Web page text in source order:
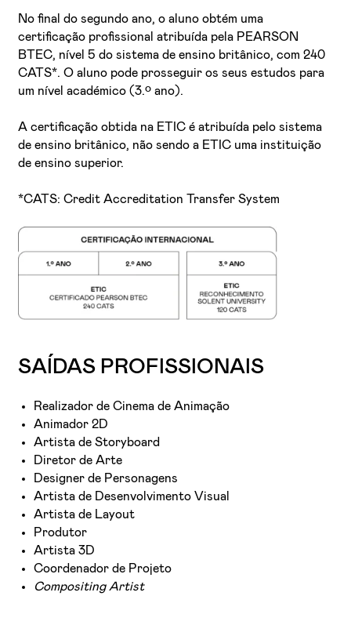
No final do segundo ano, o aluno obtém uma
certificação profissional atribuída pela PEARSON
BTEC, nível 5 do sistema de ensino britânico, com 240
CATS*. O aluno pode prosseguir os seus estudos para
um nível académico (3.º ano).
A certificação obtida na ETIC é atribuída pelo sistema
de ensino britânico, não sendo a ETIC uma instituição
de ensino superior.
*CATS: Credit Accreditation Transfer System
SAÍDAS PROFISSIONAIS
Realizador de Cinema de Animação
Animador 2D
Artista de Storyboard
Diretor de Arte
Designer de Personagens
Artista de Desenvolvimento Visual
Artista de Layout
Produtor
Artista 3D
Coordenador de Projeto
Compositing Artist